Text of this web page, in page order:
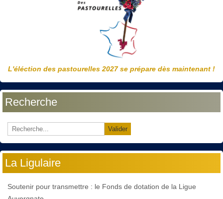
L'éléction des pastourelles 2027 se prépare dès maintenant !
Recherche
Valider
La Ligulaire
Soutenir pour transmettre : le Fonds de dotation de la Ligue